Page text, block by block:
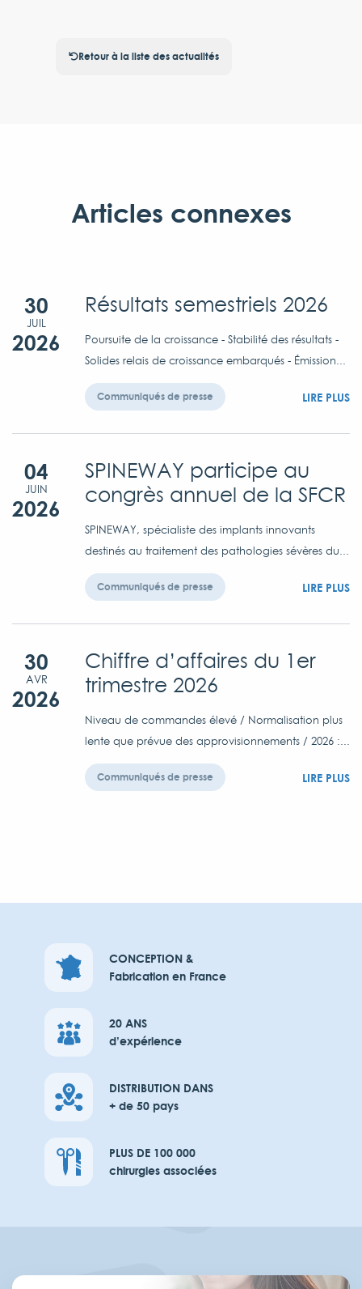
Retour à la liste des actualités
Articles connexes
30
JUIL
2026
Résultats semestriels 2026
Poursuite de la croissance - Stabilité des résultats -
Solides relais de croissance embarqués - Émission...
Communiqués de presse LIRE PLUS
04
JUIN
2026
SPINEWAY participe au
congrès annuel de la SFCR
SPINEWAY, spécialiste des implants innovants
destinés au traitement des pathologies sévères du...
Communiqués de presse LIRE PLUS
30
AVR
2026
Chiffre d’affaires du 1er
trimestre 2026
Niveau de commandes élevé / Normalisation plus
lente que prévue des approvisionnements / 2026 :...
Communiqués de presse LIRE PLUS
CONCEPTION &
Fabrication en France
20 ANS
d’expérience
DISTRIBUTION DANS
+ de 50 pays
PLUS DE 100 000
chirurgies associées